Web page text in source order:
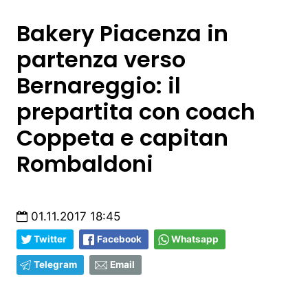
Bakery Piacenza in
partenza verso
Bernareggio: il
prepartita con coach
Coppeta e capitan
Rombaldoni
01.11.2017 18:45
Twitter Facebook Whatsapp
Telegram Email